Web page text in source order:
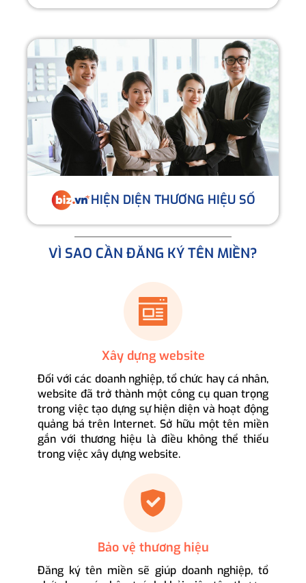
HIỆN DIỆN THƯƠNG HIỆU SỐ
VÌ SAO CẦN ĐĂNG KÝ TÊN MIỀN?
Xây dựng website
Đối với các doanh nghiệp, tổ chức hay cá nhân,
website đã trở thành một công cụ quan trọng
trong việc tạo dựng sự hiện diện và hoạt động
quảng bá trên Internet. Sở hữu một tên miền
gắn với thương hiệu là điều không thể thiếu
trong việc xây dựng website.
Bảo vệ thương hiệu
Đăng ký tên miền sẽ giúp doanh nghiệp, tổ